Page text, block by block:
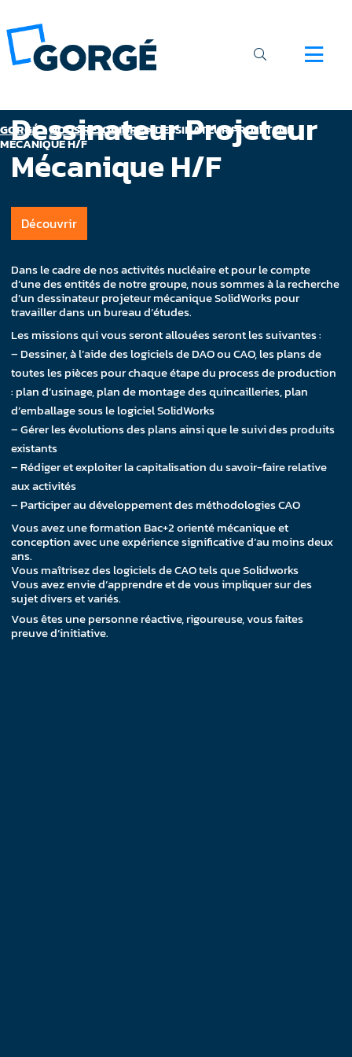
GORGÉ>NOUS REJOINDRE>DESSINATEUR PROJETEUR
MÉCANIQUE H/F
Dessinateur Projeteur
Mécanique H/F
Découvrir
Dans le cadre de nos activités nucléaire et pour le compte
d’une des entités de notre groupe, nous sommes à la recherche
d’un dessinateur projeteur mécanique SolidWorks pour
travailler dans un bureau d’études.
Les missions qui vous seront allouées seront les suivantes :
– Dessiner, à l’aide des logiciels de DAO ou CAO, les plans de
toutes les pièces pour chaque étape du process de production
: plan d’usinage, plan de montage des quincailleries, plan
d’emballage sous le logiciel SolidWorks
– Gérer les évolutions des plans ainsi que le suivi des produits
existants
– Rédiger et exploiter la capitalisation du savoir-faire relative
aux activités
– Participer au développement des méthodologies CAO
Vous avez une formation Bac+2 orienté mécanique et
conception avec une expérience significative d’au moins deux
ans.
Vous maîtrisez des logiciels de CAO tels que Solidworks
Vous avez envie d’apprendre et de vous impliquer sur des
sujet divers et variés.
Vous êtes une personne réactive, rigoureuse, vous faites
preuve d’initiative.